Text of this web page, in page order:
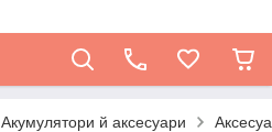
Акумулятори й аксесуари